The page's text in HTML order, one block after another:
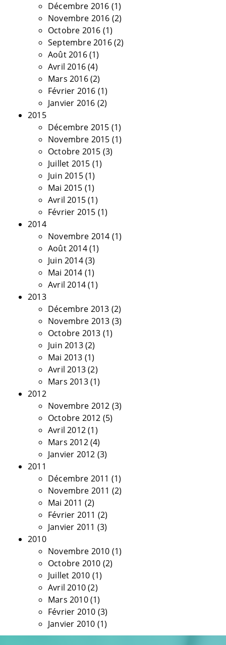
Décembre 2016 (1)
Novembre 2016 (2)
Octobre 2016 (1)
Septembre 2016(2)
Août 2016(1)
Avril 2016(4)
Mars 2016(2)
Février 2016 (1)
Janvier 2016 (2)
2015
Décembre 2015 (1)
Novembre 2015 (1)
Octobre 2015 (3)
Juillet 2015 (1)
Juin 2015(1)
Mai 2015 (1)
Avril 2015(1)
Février 2015 (1)
2014
Novembre 2014 (1)
Août 2014(1)
Juin 2014(3)
Mai 2014 (1)
Avril 2014(1)
2013
Décembre 2013 (2)
Novembre 2013 (3)
Octobre 2013 (1)
Juin 2013(2)
Mai 2013 (1)
Avril 2013(2)
Mars 2013(1)
2012
Novembre 2012 (3)
Octobre 2012 (5)
Avril 2012(1)
Mars 2012(4)
Janvier 2012 (3)
2011
Décembre 2011 (1)
Novembre 2011 (2)
Mai 2011 (2)
Février 2011 (2)
Janvier 2011 (3)
2010
Novembre 2010 (1)
Octobre 2010 (2)
Juillet 2010 (1)
Avril 2010(2)
Mars 2010(1)
Février 2010 (3)
Janvier 2010 (1)